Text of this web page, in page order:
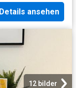
Details ansehen
12 bilder